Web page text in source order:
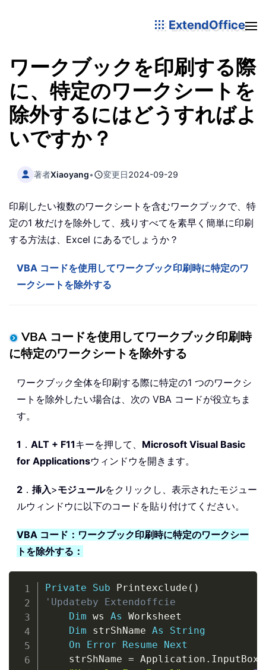
ExtendOffice
ワークブックを印刷する際
に、特定のワークシートを
除外するにはどうすればよ
いですか？
著者Xiaoyang• 変更日2024-09-29
印刷したい複数のワークシートを含むワークブックで、特
定の1 枚だけを除外して、残りすべてを素早く簡単に印刷
する方法は、Excel にあるでしょうか？
VBA コードを使用してワークブック印刷時に特定のワ
ークシートを除外する
VBA コードを使用してワークブック印刷時
に特定のワークシートを除外する
ワークブック全体を印刷する際に特定の1 つのワークシ
ートを除外したい場合は、次の VBA コードが役立ちま
す。
1 ． ALT + F11キーを押して、 Microsoft Visual Basic
for Applicationsウィンドウを開きます。
2 ． 挿入>モジュールをクリックし、表示されたモジュー
ルウィンドウに以下のコードを貼り付けてください。
VBA コード：ワークブック印刷時に特定のワークシー
トを除外する：
Private Sub Printexclude ( )
'Updateby Extendoffcie
Dim ws As Worksheet
Dim strShName As
String
On
Error Resume
Next
    strShName
= Application . InputBox